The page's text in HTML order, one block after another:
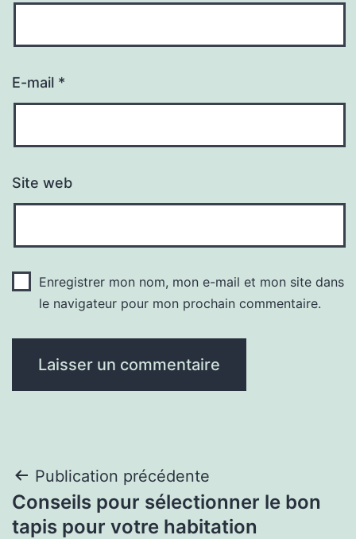
E-mail *
Site web
Enregistrer mon nom, mon e-mail et mon site dans
le navigateur pour mon prochain commentaire.
Navigation
de
Publication précédente
Conseils pour sélectionner le bon
tapis pour votre habitation